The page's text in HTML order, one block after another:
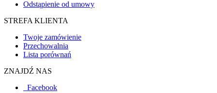
Odstąpienie od umowy
STREFA KLIENTA
Twoje zamówienie
Przechowalnia
Lista porównań
ZNAJDŹ NAS
Facebook